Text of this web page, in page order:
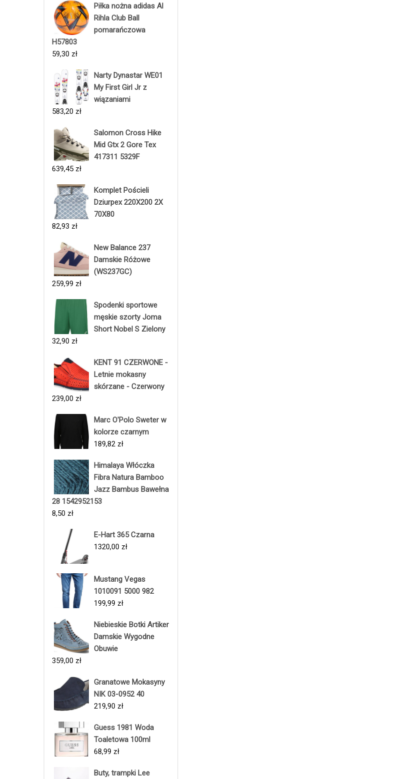
Piłka nożna adidas Al
Rihla Club Ball
pomarańczowa
H57803
59,30 zł
Narty Dynastar WE01
My First Girl Jr z
wiązaniami
583,20 zł
Salomon Cross Hike
Mid Gtx 2 Gore Tex
417311 5329F
639,45 zł
Komplet Pościeli
Dziurpex 220X200 2X
70X80
82,93 zł
New Balance 237
Damskie Różowe
(WS237GC)
259,99 zł
Spodenki sportowe
męskie szorty Joma
Short Nobel S Zielony
32,90 zł
KENT 91 CZERWONE -
Letnie mokasny
skórzane - Czerwony
239,00 zł
Marc O'Polo Sweter w
kolorze czarnym
189,82 zł
Himalaya Włóczka
Fibra Natura Bamboo
Jazz Bambus Bawełna
28 1542952153
8,50 zł
E-Hart 365 Czarna
1320,00 zł
Mustang Vegas
1010091 5000 982
199,99 zł
Niebieskie Botki Artiker
Damskie Wygodne
Obuwie
359,00 zł
Granatowe Mokasyny
NIK 03-0952 40
219,90 zł
Guess 1981 Woda
Toaletowa 100ml
68,99 zł
Buty, trampki Lee